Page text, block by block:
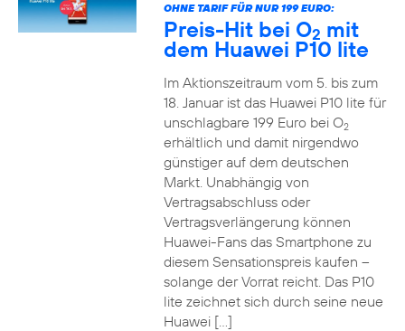
OHNE TARIF FÜR NUR 199 EURO:
Preis-Hit bei O2 mit
dem Huawei P10 lite
Im Aktionszeitraum vom 5. bis zum
18. Januar ist das Huawei P10 lite für
unschlagbare 199 Euro bei O2
erhältlich und damit nirgendwo
günstiger auf dem deutschen
Markt. Unabhängig von
Vertragsabschluss oder
Vertragsverlängerung können
Huawei-Fans das Smartphone zu
diesem Sensationspreis kaufen –
solange der Vorrat reicht. Das P10
lite zeichnet sich durch seine neue
Huawei […]